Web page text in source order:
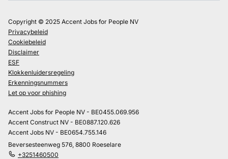
Copyright © 2025 Accent Jobs for People NV
Privacybeleid
Cookiebeleid
Disclaimer
ESF
Klokkenluidersregeling
Erkenningsnummers
Let op voor phishing
Accent Jobs for People NV - BE0455.069.956
Accent Construct NV - BE0887.120.626
Accent Jobs NV - BE0654.755.146
Beversesteenweg 576, 8800 Roeselare
+3251460500